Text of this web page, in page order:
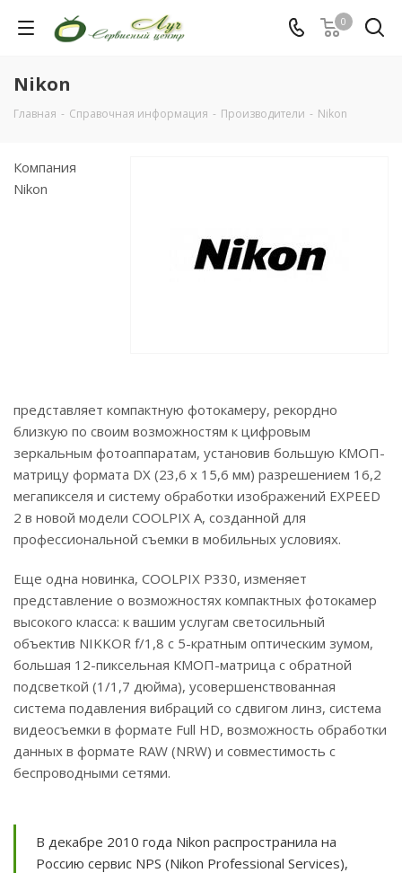
0
Nikon
Главная - Справочная информация - Производители - Nikon
Компания
Nikon
представляет компактную фотокамеру, рекордно
близкую по своим возможностям к цифровым
зеркальным фотоаппаратам, установив большую КМОП-
матрицу формата DX (23,6 х 15,6 мм) разрешением 16,2
мегапикселя и систему обработки изображений EXPEED
2 в новой модели COOLPIX A, созданной для
профессиональной съемки в мобильных условиях.
Еще одна новинка, COOLPIX P330, изменяет
представление о возможностях компактных фотокамер
высокого класса: к вашим услугам светосильный
объектив NIKKOR f/1,8 с 5-кратным оптическим зумом,
большая 12-пиксельная КМОП-матрица с обратной
подсветкой (1/1,7 дюйма), усовершенствованная
система подавления вибраций со сдвигом линз, система
видеосъемки в формате Full HD, возможность обработки
данных в формате RAW (NRW) и совместимость с
беспроводными сетями.
В декабре 2010 года Nikon распространила на
Россию сервис NPS (Nikon Professional Services),